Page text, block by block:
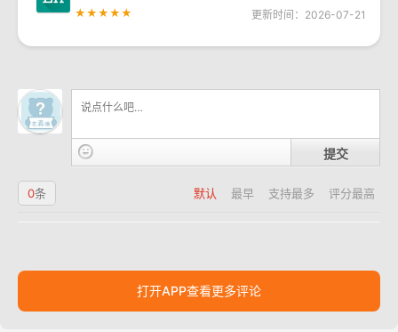
★★★★★ 更新时间：2026-07-21
提交
默认 最早 支持最多 评分最高
0条
打开APP查看更多评论